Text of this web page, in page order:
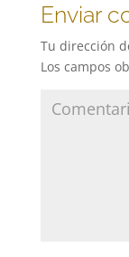
Enviar
Tu dirección
Los campos